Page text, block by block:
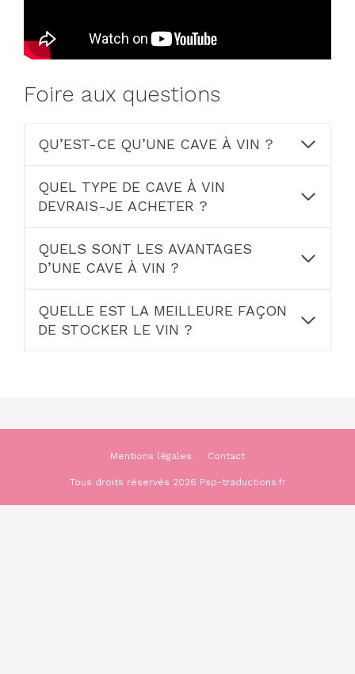
Foire aux questions
QU’EST-CE QU’UNE CAVE À VIN ?
QUEL TYPE DE CAVE À VIN
DEVRAIS-JE ACHETER ?
QUELS SONT LES AVANTAGES
D’UNE CAVE À VIN ?
QUELLE EST LA MEILLEURE FAÇON
DE STOCKER LE VIN ?
Mentions légales Contact
Tous droits réservés 2026 Psp-traductions.fr